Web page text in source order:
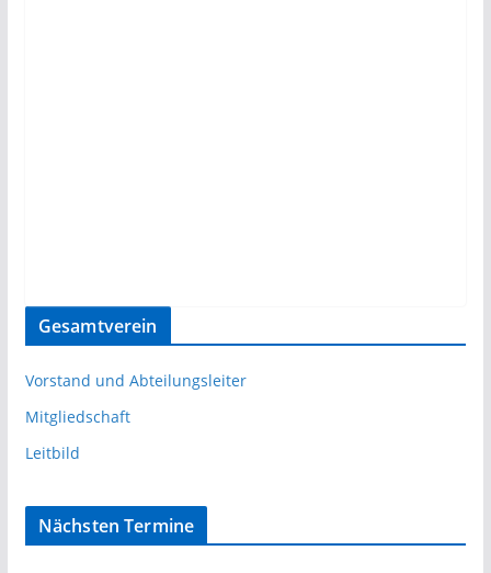
Gesamtverein
Vorstand und Abteilungsleiter
Mitgliedschaft
Leitbild
Nächsten Termine